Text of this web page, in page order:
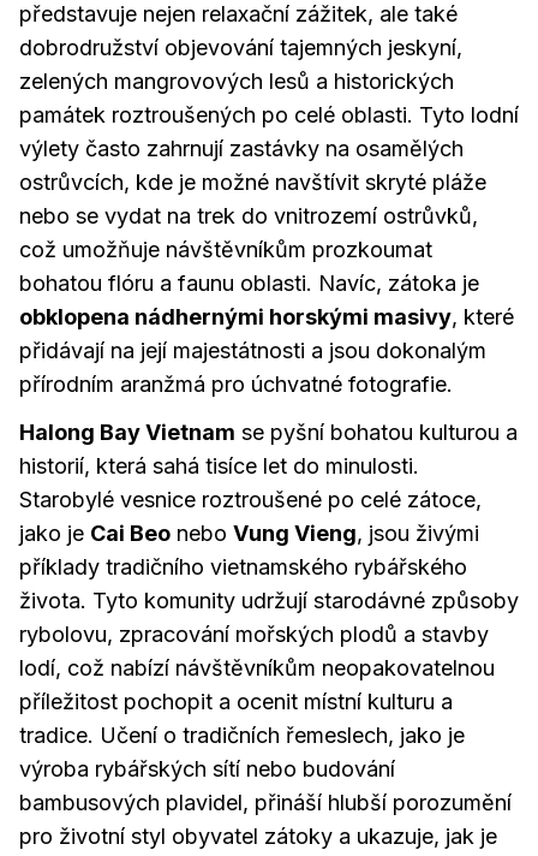
představuje nejen relaxační zážitek, ale také
dobrodružství objevování tajemných jeskyní,
zelených mangrovových lesů a historických
památek roztroušených po celé oblasti. Tyto lodní
výlety často zahrnují zastávky na osamělých
ostrůvcích, kde je možné navštívit skryté pláže
nebo se vydat na trek do vnitrozemí ostrůvků,
což umožňuje návštěvníkům prozkoumat
bohatou flóru a faunu oblasti. Navíc, zátoka je
obklopena nádhernými horskými masivy, které
přidávají na její majestátnosti a jsou dokonalým
přírodním aranžmá pro úchvatné fotografie.
Halong Bay Vietnam se pyšní bohatou kulturou a
historií, která sahá tisíce let do minulosti.
Starobylé vesnice roztroušené po celé zátoce,
jako je Cai Beo nebo Vung Vieng, jsou živými
příklady tradičního vietnamského rybářského
života. Tyto komunity udržují starodávné způsoby
rybolovu, zpracování mořských plodů a stavby
lodí, což nabízí návštěvníkům neopakovatelnou
příležitost pochopit a ocenit místní kulturu a
tradice. Učení o tradičních řemeslech, jako je
výroba rybářských sítí nebo budování
bambusových plavidel, přináší hlubší porozumění
pro životní styl obyvatel zátoky a ukazuje, jak je